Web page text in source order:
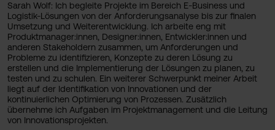
Sarah Wolf: Ich begleite Projekte im Bereich E-Business und
Logistik-Lösungen von der Anforderungsanalyse bis zur finalen
Umsetzung und Weiterentwicklung. Ich arbeite eng mit
Produktmanager:innen, Designer:innen, Entwickler:innen und
anderen Stakeholdern zusammen, um Anforderungen und
Probleme zu identifizieren, Konzepte zu deren Lösung zu
erstellen und die Implementierung der Lösungen zu planen, zu
testen und zu schulen. Ein weiterer Schwerpunkt meiner Arbeit
liegt auf der Identifikation von Innovationen und der
kontinuierlichen Optimierung von Prozessen. Zusätzlich
übernehme ich Aufgaben im Projektmanagement und die Leitung
von Innovationsprojekten.